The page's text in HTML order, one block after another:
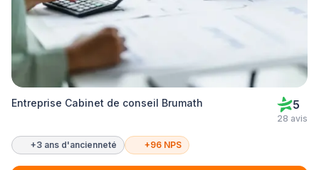
Entreprise Cabinet de conseil Brumath 5
28 avis
+3 ans d'ancienneté +96 NPS